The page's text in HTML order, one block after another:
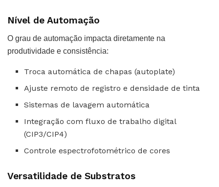
Nível de Automação
O grau de automação impacta diretamente na
produtividade e consistência:
Troca automática de chapas (autoplate)
Ajuste remoto de registro e densidade de tinta
Sistemas de lavagem automática
Integração com fluxo de trabalho digital
(CIP3/CIP4)
Controle espectrofotométrico de cores
Versatilidade de Substratos